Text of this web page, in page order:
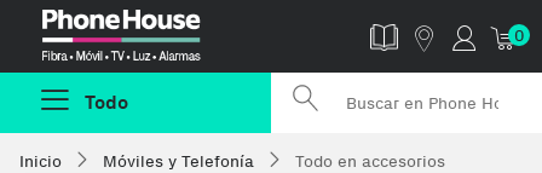
0
Todo
Inicio Móviles y Telefonía Todo en accesorios